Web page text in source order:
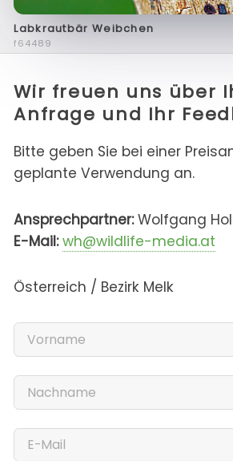
Labkrautbär Weibchen
f64489
Wir freuen uns über
Anfrage und Ihr
Bitte geben Sie bei einer
geplante Verwendung an.
Ansprechpartner:Wolfgang
E-Mail: wh@wildlife-media.at
Österreich / Bezirk Melk